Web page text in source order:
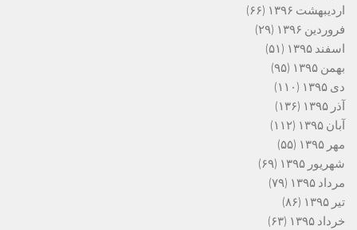
اردیبهشت ۱۳۹۶
(۶۶)
فروردین ۱۳۹۶
(۲۹)
اسفند ۱۳۹۵
(۵۱)
بهمن ۱۳۹۵
(۹۵)
دی ۱۳۹۵
(۱۱۰)
آذر ۱۳۹۵
(۱۳۶)
آبان ۱۳۹۵
(۱۱۲)
مهر ۱۳۹۵
(۵۵)
شهریور ۱۳۹۵
(۶۹)
مرداد ۱۳۹۵
(۷۹)
تیر ۱۳۹۵
(۸۶)
خرداد ۱۳۹۵
(۶۳)